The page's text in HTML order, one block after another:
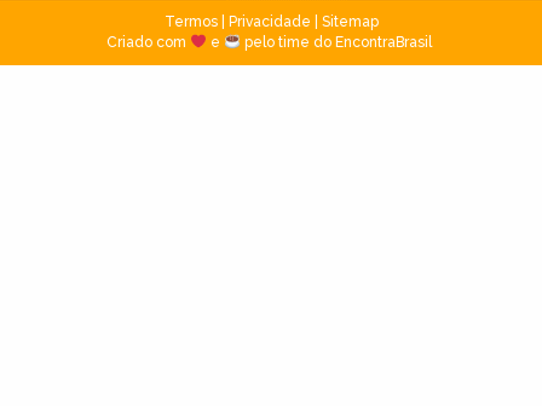
Termos| Privacidade
Sitemap
Criado com
e pelo time do EncontraBrasil